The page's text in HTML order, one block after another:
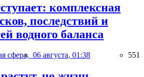
комплексная
последствий и
водного баланса
сфера, 06 августа, 01:38 551